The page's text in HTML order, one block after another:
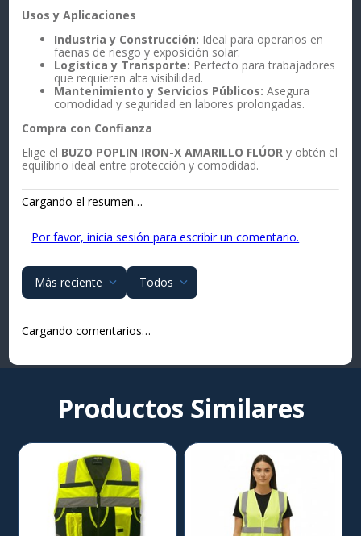
Usos y Aplicaciones
Industria y Construcción: Ideal para operarios en
faenas de riesgo y exposición solar.
Logística y Transporte: Perfecto para trabajadores
que requieren alta visibilidad.
Mantenimiento y Servicios Públicos: Asegura
comodidad y seguridad en labores prolongadas.
Compra con Confianza
Elige el BUZO POPLIN IRON-X AMARILLO FLÚOR y obtén el
equilibrio ideal entre protección y comodidad.
Cargando el resumen…
Por favor, inicia sesión para escribir un comentario.
Más reciente Todos
Cargando comentarios…
Productos Similares